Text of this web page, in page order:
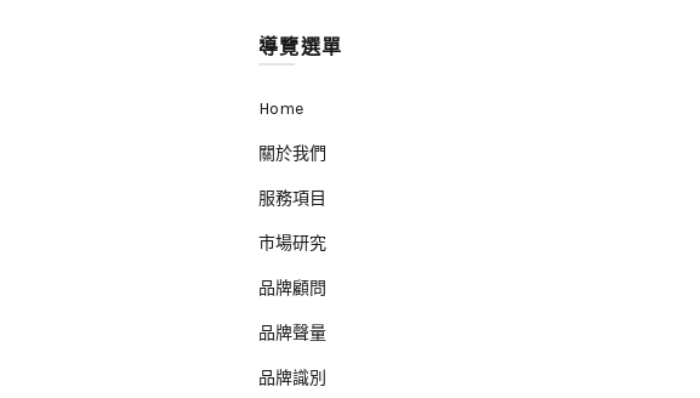
導覽選單
Home
關於我們
服務項目
市場研究
品牌顧問
品牌聲量
品牌識別